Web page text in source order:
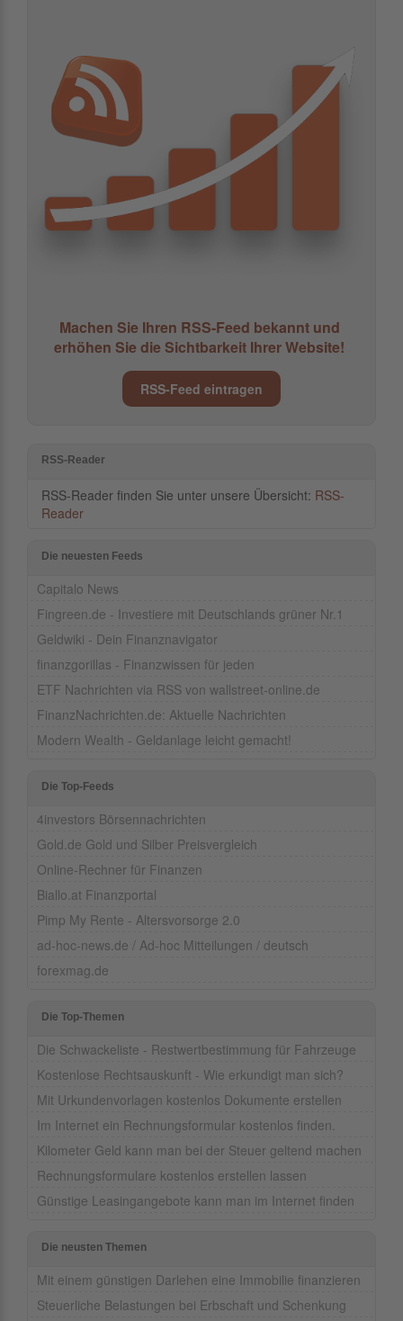
Machen Sie Ihren RSS-Feed bekannt und
erhöhen Sie die Sichtbarkeit Ihrer Website!
RSS-Feed eintragen
RSS-Reader
RSS-Reader finden Sie unter unsere Übersicht: RSS-
Reader
Die neuesten Feeds
Capitalo News
Fingreen.de - Investiere mit Deutschlands grüner Nr.1
Geldwiki - Dein Finanznavigator
finanzgorillas - Finanzwissen für jeden
ETF Nachrichten via RSS von wallstreet-online.de
FinanzNachrichten.de: Aktuelle Nachrichten
Modern Wealth - Geldanlage leicht gemacht!
Die Top-Feeds
4investors Börsennachrichten
Gold.de Gold und Silber Preisvergleich
Online-Rechner für Finanzen
Biallo.at Finanzportal
Pimp My Rente - Altersvorsorge 2.0
ad-hoc-news.de / Ad-hoc Mitteilungen / deutsch
forexmag.de
Die Top-Themen
Die Schwackeliste - Restwertbestimmung für Fahrzeuge
Kostenlose Rechtsauskunft - Wie erkundigt man sich?
Mit Urkundenvorlagen kostenlos Dokumente erstellen
Im Internet ein Rechnungsformular kostenlos finden.
Kilometer Geld kann man bei der Steuer geltend machen
Rechnungsformulare kostenlos erstellen lassen
Günstige Leasingangebote kann man im Internet finden
Die neusten Themen
Mit einem günstigen Darlehen eine Immobilie finanzieren
Steuerliche Belastungen bei Erbschaft und Schenkung